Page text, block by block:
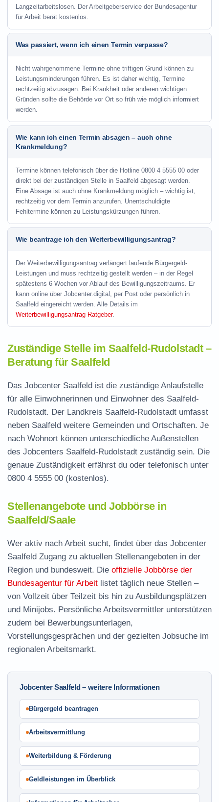
Langzeitarbeitslosen. Der Arbeitgeberservice der Bundesagentur
für Arbeit berät kostenlos.
Was passiert, wenn ich einen Termin verpasse?
Nicht wahrgenommene Termine ohne triftigen Grund können zu
Leistungsminderungen führen. Es ist daher wichtig, Termine
rechtzeitig abzusagen. Bei Krankheit oder anderen wichtigen
Gründen sollte die Behörde vor Ort so früh wie möglich informiert
werden.
Wie kann ich einen Termin absagen – auch ohne
Krankmeldung?
Termine können telefonisch über die Hotline 0800 4 5555 00 oder
direkt bei der zuständigen Stelle in Saalfeld abgesagt werden.
Eine Absage ist auch ohne Krankmeldung möglich – wichtig ist,
rechtzeitig vor dem Termin anzurufen. Unentschuldigte
Fehltermine können zu Leistungskürzungen führen.
Wie beantrage ich den Weiterbewilligungsantrag?
Der Weiterbewilligungsantrag verlängert laufende Bürgergeld-
Leistungen und muss rechtzeitig gestellt werden – in der Regel
spätestens 6 Wochen vor Ablauf des Bewilligungszeitraums. Er
kann online über Jobcenter.digital, per Post oder persönlich in
Saalfeld eingereicht werden. Alle Details im
Weiterbewilligungsantrag-Ratgeber.
Zuständige Stelle im Saalfeld-Rudolstadt –
Beratung für Saalfeld
Das Jobcenter Saalfeld ist die zuständige Anlaufstelle
für alle Einwohnerinnen und Einwohner des Saalfeld-
Rudolstadt. Der Landkreis Saalfeld-Rudolstadt umfasst
neben Saalfeld weitere Gemeinden und Ortschaften. Je
nach Wohnort können unterschiedliche Außenstellen
des Jobcenters Saalfeld-Rudolstadt zuständig sein. Die
genaue Zuständigkeit erfährst du oder telefonisch unter
0800 4 5555 00 (kostenlos).
Stellenangebote und Jobbörse in
Saalfeld/Saale
Wer aktiv nach Arbeit sucht, findet über das Jobcenter
Saalfeld Zugang zu aktuellen Stellenangeboten in der
Region und bundesweit. Die offizielle Jobbörse der
Bundesagentur für Arbeit listet täglich neue Stellen –
von Vollzeit über Teilzeit bis hin zu Ausbildungsplätzen
und Minijobs. Persönliche Arbeitsvermittler unterstützen
zudem bei Bewerbungsunterlagen,
Vorstellungsgesprächen und der gezielten Jobsuche im
regionalen Arbeitsmarkt.
Jobcenter Saalfeld – weitere Informationen
Bürgergeld beantragen
Arbeitsvermittlung
Weiterbildung & Förderung
Geldleistungen im Überblick